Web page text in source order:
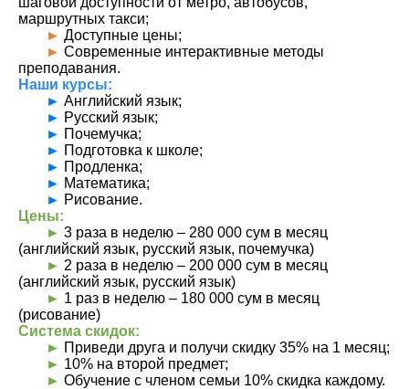
маршрутных такси;
► Доступные цены;
► Современные интерактивные методы
преподавания.
Наши курсы:
► Английский язык;
► Русский язык;
► Почемучка;
► Подготовка к школе;
► Продленка;
► Математика;
► Рисование.
Цены:
► 3 раза в неделю – 280 000 сум в месяц
(английский язык, русский язык, почемучка)
► 2 раза в неделю – 200 000 сум в месяц
(английский язык, русский язык)
► 1 раз в неделю – 180 000 сум в месяц
(рисование)
Система скидок:
► Приведи друга и получи скидку 35% на 1 месяц;
► 10% на второй предмет;
► Обучение с членом семьи 10% скидка каждому.